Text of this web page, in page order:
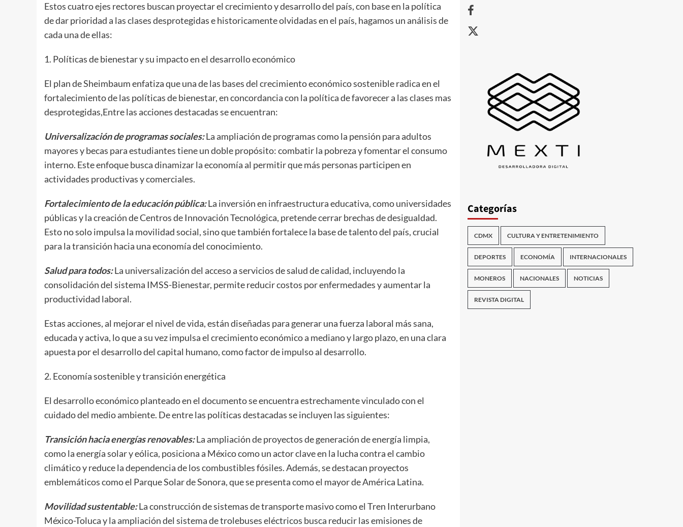
​Estos cuatro ejes rectores buscan proyectar el crecimiento y desarrollo del país, con base en la política
de dar prioridad a las clases desprotegidas e historicamente olvidadas en el país, hagamos un análisis de
cada una de ellas:
1. Políticas de bienestar y su impacto en el desarrollo económico
El plan de Sheimbaum enfatiza que una de las bases del crecimiento económico sostenible radica en el
fortalecimiento de las políticas de bienestar, en concordancia con la política de favorecer a las clases mas
desprotegidas,Entre las acciones destacadas se encuentran:
Universalización de programas sociales:La ampliación de programas como la pensión para adultos
mayores y becas para estudiantes tiene un doble propósito: combatir la pobreza y fomentar el consumo
interno. Este enfoque busca dinamizar la economía al permitir que más personas participen en
actividades productivas y comerciales.
Fortalecimiento de la educación pública:La inversión en infraestructura educativa, como universidades
públicas y la creación de Centros de Innovación Tecnológica, pretende cerrar brechas de desigualdad.
Esto no solo impulsa la movilidad social, sino que también fortalece la base de talento del país, crucial
para la transición hacia una economía del conocimiento.
Salud para todos:La universalización del acceso a servicios de salud de calidad, incluyendo la
consolidación del sistema IMSS-Bienestar, permite reducir costos por enfermedades y aumentar la
productividad laboral.
Estas acciones, al mejorar el nivel de vida, están diseñadas para generar una fuerza laboral más sana,
educada y activa, lo que a su vez impulsa el crecimiento económico a mediano y largo plazo, en una clara
apuesta por el desarrollo del capital humano, como factor de impulso al desarrollo.
2. Economía sostenible y transición energética
El desarrollo económico planteado en el documento se encuentra estrechamente vinculado con el
cuidado del medio ambiente. De entre las políticas destacadas se incluyen las siguientes:
Transición hacia energías renovables:La ampliación de proyectos de generación de energía limpia,
como la energía solar y eólica, posiciona a México como un actor clave en la lucha contra el cambio
climático y reduce la dependencia de los combustibles fósiles. Además, se destacan proyectos
emblemáticos como el Parque Solar de Sonora, que se presenta como el mayor de América Latina.
Movilidad sustentable:La construcción de sistemas de transporte masivo como el Tren Interurbano
México-Toluca y la ampliación del sistema de trolebuses eléctricos busca reducir las emisiones de
Facebook
X
Categorías
CDMX CULTURA Y ENTRETENIMIENTO
DEPORTES ECONOMÍA INTERNACIONALES
MONEROS NACIONALES NOTICIAS
REVISTA DIGITAL